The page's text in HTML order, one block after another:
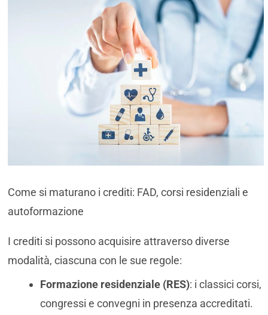
Come si maturano i crediti: FAD, corsi residenziali e
autoformazione
I crediti si possono acquisire attraverso diverse
modalità, ciascuna con le sue regole:
Formazione residenziale (RES): i classici corsi,
congressi e convegni in presenza accreditati.